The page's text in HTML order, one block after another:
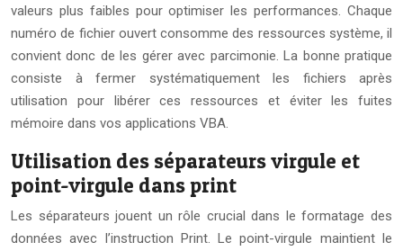
valeurs plus faibles pour optimiser les performances. Chaque
numéro de fichier ouvert consomme des ressources système, il
convient donc de les gérer avec parcimonie. La bonne pratique
consiste à fermer systématiquement les fichiers après
utilisation pour libérer ces ressources et éviter les fuites
mémoire dans vos applications VBA.
Utilisation des séparateurs virgule et
point-virgule dans print
Les séparateurs jouent un rôle crucial dans le formatage des
données avec l’instruction Print. Le point-virgule maintient le